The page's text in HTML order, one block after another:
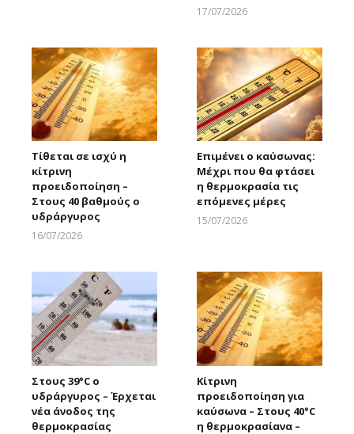
17/07/2026
Τίθεται σε ισχύ η
κίτρινη
προειδοποίηση –
Στους 40 βαθμούς ο
υδράργυρος
16/07/2026
Επιμένει ο καύσωνας:
Μέχρι που θα φτάσει
η θερμοκρασία τις
επόμενες μέρες
15/07/2026
Στους 39°C ο
υδράργυρος – Έρχεται
νέα άνοδος της
θερμοκρασίας
Κίτρινη
προειδοποίηση για
καύσωνα – Στους 40°C
η θερμοκρασίανα –